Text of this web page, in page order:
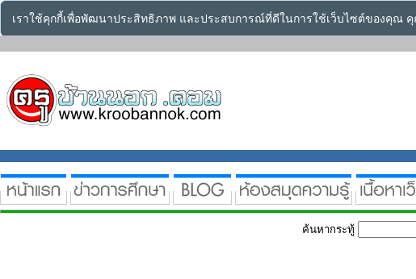
เราใช้คุกกี้เพื่อพัฒนาประสิทธิภาพ และประสบการณ์ที่ดีในการใช้เว็บไซต์ของคุณ
ค้นหากระทู้